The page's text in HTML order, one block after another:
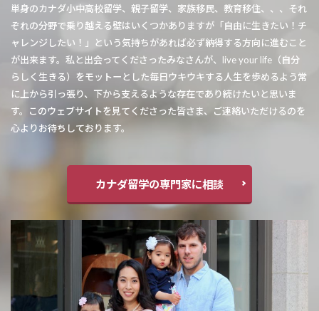
単身のカナダ小中高校留学、親子留学、家族移民、教育移住、、、それ
ぞれの分野で乗り越える壁はいくつかありますが「自由に生きたい！チ
ャレンジしたい！」という気持ちがあれば必ず納得する方向に進むこと
が出来ます。私と出会ってくださったみなさんが、live your life（自分
らしく生きる）をモットーとした毎日ウキウキする人生を歩めるよう常
に上から引っ張り、下から支えるような存在であり続けたいと思いま
す。このウェブサイトを見てくださった皆さま、ご連絡いただけるのを
心よりお待ちしております。
カナダ留学の専門家に相談